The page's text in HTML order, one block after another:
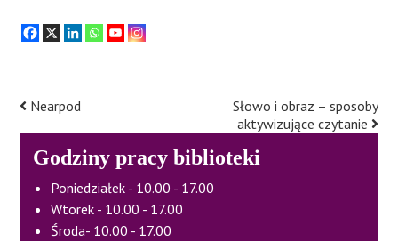
Post
navigation
Nearpod
Słowo i obraz – sposoby
aktywizujące czytanie
Godziny pracy biblioteki
Poniedziałek - 10.00 - 17.00
Wtorek - 10.00 - 17.00
Środa- 10.00 - 17.00